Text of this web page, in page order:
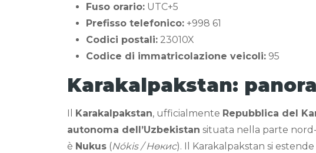
Fuso orario: UTC+5
Prefisso telefonico: +998 61
Codici postali: 23010X
Codice di immatricolazione veicoli: 95
Karakalpakstan:
Karakalpakstan, ufficialmente Repubblica del
autonoma dell’Uzbekistan situata nella parte
è Nukus (Nókis / Нөкис). Il Karakalpakstan si